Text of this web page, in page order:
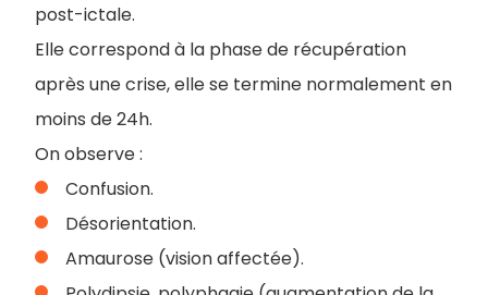
post-ictale.
Elle correspond à la phase de récupération
après une crise, elle se termine normalement en
moins de 24h.
On observe :
Confusion.
Désorientation.
Amaurose (vision affectée).